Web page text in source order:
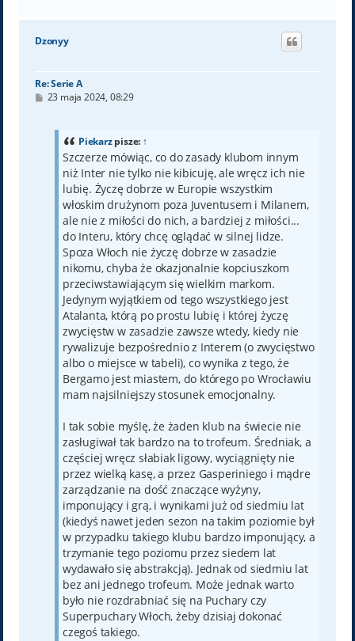
g
Dzonyy
Re: Serie A
P23 maja 2024, 08:29
Piekarzpisze: ↑
Szczerze mówiąc, co do zasady klubom innym
niż Inter nie tylko nie kibicuję, ale wręcz ich nie
lubię. Życzę dobrze w Europie wszystkim
włoskim drużynom poza Juventusem i Milanem,
ale nie z miłości do nich, a bardziej z miłości...
do Interu, który chcę oglądać w silnej lidze.
Spoza Włoch nie życzę dobrze w zasadzie
nikomu, chyba że okazjonalnie kopciuszkom
przeciwstawiającym się wielkim markom.
Jedynym wyjątkiem od tego wszystkiego jest
Atalanta, którą po prostu lubię i której życzę
zwycięstw w zasadzie zawsze wtedy, kiedy nie
rywalizuje bezpośrednio z Interem (o zwycięstwo
albo o miejsce w tabeli), co wynika z tego, że
Bergamo jest miastem, do którego po Wrocławiu
mam najsilniejszy stosunek emocjonalny.
I tak sobie myślę, że żaden klub na świecie nie
zasługiwał tak bardzo na to trofeum. Średniak, a
częściej wręcz słabiak ligowy, wyciągnięty nie
przez wielką kasę, a przez Gasperiniego i mądre
zarządzanie na dość znaczące wyżyny,
imponujący i grą, i wynikami już od siedmiu lat
(kiedyś nawet jeden sezon na takim poziomie był
w przypadku takiego klubu bardzo imponujący, a
trzymanie tego poziomu przez siedem lat
wydawało się abstrakcją). Jednak od siedmiu lat
bez ani jednego trofeum. Może jednak warto
było nie rozdrabniać się na Puchary czy
Superpuchary Włoch, żeby dzisiaj dokonać
czegoś takiego.